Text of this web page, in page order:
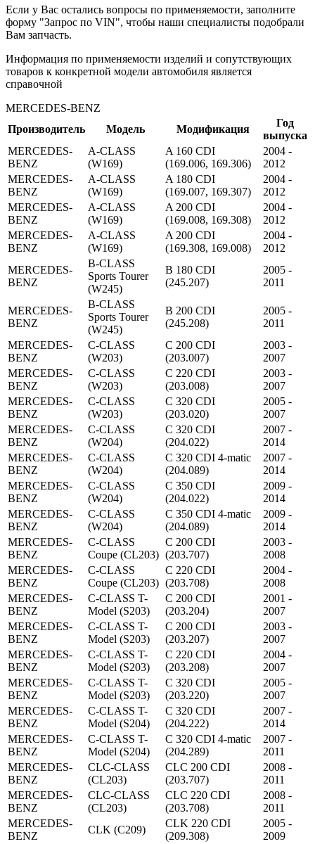
Если у Вас остались вопросы по применяемости, заполните
форму "Запрос по VIN", чтобы наши специалисты подобрали
Вам запчасть.
Информация по применяемости изделий и сопутствующих
товаров к конкретной модели автомобиля является
справочной
MERCEDES-BENZ
Производитель
Модель Модификация
Год
выпуска
MERCEDES-
BENZ
A-CLASS
(W169)
A 160 CDI
(169.006, 169.306)
2004 -
2012
MERCEDES-
BENZ
A-CLASS
(W169)
A 180 CDI
(169.007, 169.307)
2004 -
2012
MERCEDES-
BENZ
A-CLASS
(W169)
A 200 CDI
(169.008, 169.308)
2004 -
2012
MERCEDES-
BENZ
A-CLASS
(W169)
A 200 CDI
(169.308, 169.008)
2004 -
2012
MERCEDES-
BENZ
B-CLASS
Sports Tourer
(W245)
B 180 CDI
(245.207)
2005 -
2011
MERCEDES-
BENZ
B-CLASS
Sports Tourer
(W245)
B 200 CDI
(245.208)
2005 -
2011
MERCEDES-
BENZ
C-CLASS
(W203)
C 200 CDI
(203.007)
2003 -
2007
MERCEDES-
BENZ
C-CLASS
(W203)
C 220 CDI
(203.008)
2003 -
2007
MERCEDES-
BENZ
C-CLASS
(W203)
C 320 CDI
(203.020)
2005 -
2007
MERCEDES-
BENZ
C-CLASS
(W204)
C 320 CDI
(204.022)
2007 -
2014
MERCEDES-
BENZ
C-CLASS
(W204)
C 320 CDI 4-matic
(204.089)
2007 -
2014
MERCEDES-
BENZ
C-CLASS
(W204)
C 350 CDI
(204.022)
2009 -
2014
MERCEDES-
BENZ
C-CLASS
(W204)
C 350 CDI 4-matic
(204.089)
2009 -
2014
MERCEDES-
BENZ
C-CLASS
Coupe (CL203)
C 200 CDI
(203.707)
2003 -
2008
MERCEDES-
BENZ
C-CLASS
Coupe (CL203)
C 220 CDI
(203.708)
2004 -
2008
MERCEDES-
BENZ
C-CLASS T-
Model (S203)
C 200 CDI
(203.204)
2001 -
2007
MERCEDES-
BENZ
C-CLASS T-
Model (S203)
C 200 CDI
(203.207)
2003 -
2007
MERCEDES-
BENZ
C-CLASS T-
Model (S203)
C 220 CDI
(203.208)
2004 -
2007
MERCEDES-
BENZ
C-CLASS T-
Model (S203)
C 320 CDI
(203.220)
2005 -
2007
MERCEDES-
BENZ
C-CLASS T-
Model (S204)
C 320 CDI
(204.222)
2007 -
2014
MERCEDES-
BENZ
C-CLASS T-
Model (S204)
C 320 CDI 4-matic
(204.289)
2007 -
2011
MERCEDES-
BENZ
CLC-CLASS
(CL203)
CLC 200 CDI
(203.707)
2008 -
2011
MERCEDES-
BENZ
CLC-CLASS
(CL203)
CLC 220 CDI
(203.708)
2008 -
2011
MERCEDES-
BENZ
CLK (C209)
CLK 220 CDI
(209.308)
2005 -
2009